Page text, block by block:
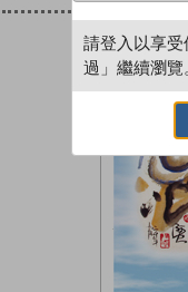
請登入以享
過」繼續瀏覽